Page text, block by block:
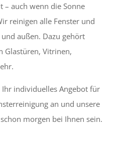
– auch wenn die Sonne
reinigen alle Fenster und
außen. Dazu gehört
Glastüren, Vitrinen,
Ihr individuelles Angebot für
an und unsere
morgen bei Ihnen sein.